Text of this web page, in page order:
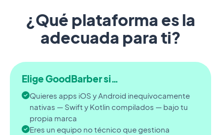
¿Qué plataforma es la
adecuada para ti?
Elige GoodBarber si…
Quieres apps iOS y Android inequívocamente
nativas — Swift y Kotlin compilados — bajo tu
propia marca
Eres un equipo no técnico que gestiona